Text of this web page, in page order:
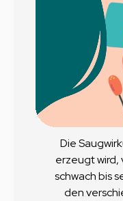
Die
erzeugt
schwach bis
den